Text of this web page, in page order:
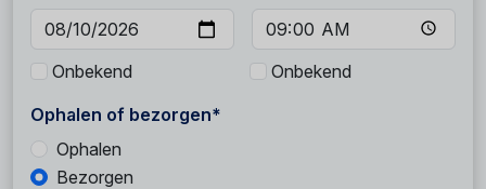
Onbekend
Onbekend
Ophalen of bezorgen*
Ophalen
Bezorgen